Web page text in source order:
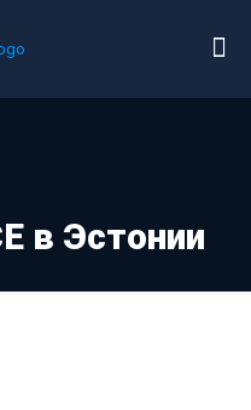
в Эстонии